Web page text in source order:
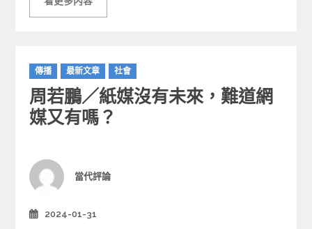
C
a
t
e
g
i
e
傳播 最新文章 社會
周若鵬／紙媒沒有未來，難道網
媒又有嗎？
Author
當代評論
2024-01-31